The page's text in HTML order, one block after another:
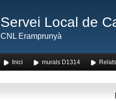
Servei Local de
CNL Eramprunyà
Inici murals D1314